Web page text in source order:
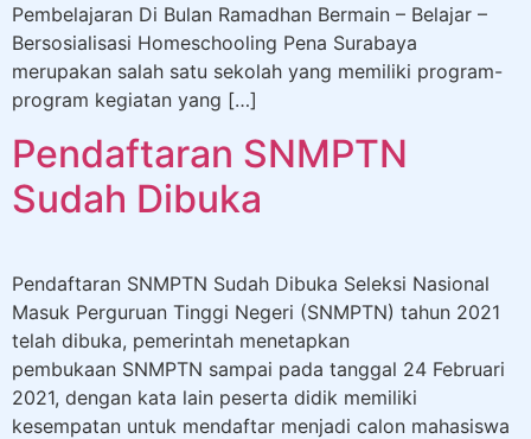
Pembelajaran Di Bulan Ramadhan Bermain – Belajar –
Bersosialisasi Homeschooling Pena Surabaya
merupakan salah satu sekolah yang memiliki program-
program kegiatan yang […]
Pendaftaran SNMPTN
Sudah Dibuka
Pendaftaran SNMPTN Sudah Dibuka Seleksi Nasional
Masuk Perguruan Tinggi Negeri (SNMPTN) tahun 2021
telah dibuka, pemerintah menetapkan
pembukaan SNMPTN sampai pada tanggal 24 Februari
2021, dengan kata lain peserta didik memiliki
kesempatan untuk mendaftar menjadi calon mahasiswa